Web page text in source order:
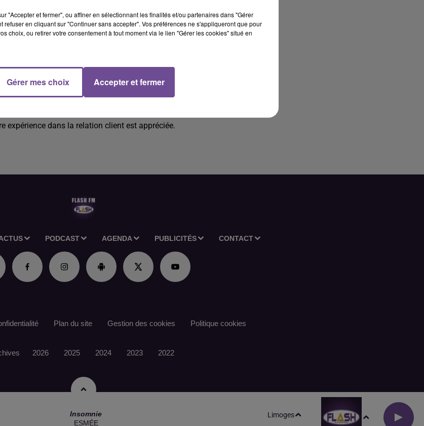
missions : la gestion du service client (support et
des formations à distance de l'outil pour les clients,
et appréciez le travail en équipe. Vous maîtrisez l'outil
expérience dans la relation client est appréciée.
PODCAST AGENDA PUBLICITÉS CONTACT
Insomnie
ESMÉE
Limoges
Plan du site Gestion des cookies Politique cookies
2026 2025 2024 2023 2022
"Accepter et fermer", ou affiner en sélectionnant les finalités et/ou partenaires dans "Gérer
refuser en cliquant sur "Continuer sans accepter". Vos préférences ne s'appliqueront que pour
choix, ou retirer votre consentement à tout moment via le lien "Gérer les cookies" situé en
Gérer mes choix Accepter et fermer